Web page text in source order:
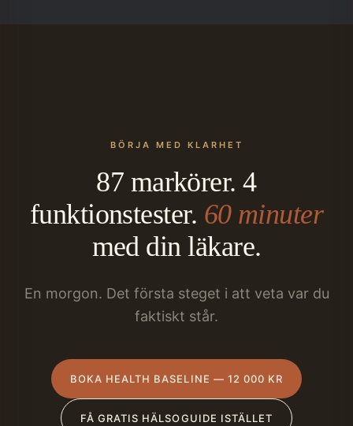
BÖRJA MED KLARHET
87 markörer. 4
funktionstester. 60 minuter
med din läkare.
En morgon. Det första steget i att veta var du
faktiskt står.
BOKA HEALTH BASELINE — 12 000 KR
FÅ GRATIS HÄLSOGUIDE ISTÄLLET